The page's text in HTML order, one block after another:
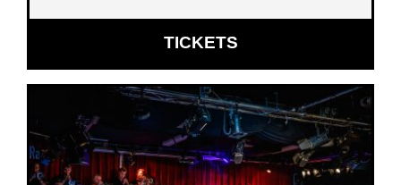
TICKETSOPENT
IN
NIEUW
VENSTER